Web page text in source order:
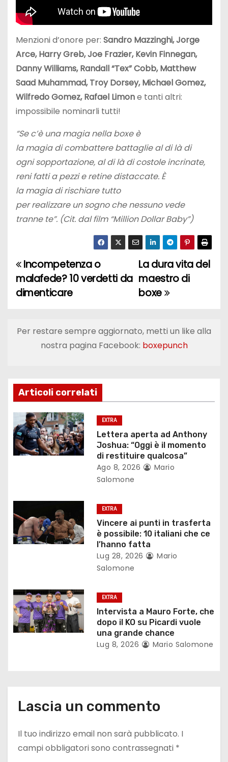
Menzioni d’onore per: Sandro Mazzinghi,Jorge
Arce, Harry Greb, Joe Frazier, Kevin Finnegan,
Danny Williams, Randall “Tex” Cobb, Matthew
Saad Muhammad, Troy Dorsey, Michael Gomez,
Wilfredo Gomez, Rafael Limone tanti altri:
impossibile nominarli tutti!
“Se c’è una magia nella boxe è
la magia di combattere battaglie al di là di
ogni sopportazione, al di là di costole incrinate,
reni fatti a pezzi e retine distaccate. È
la magia di rischiare tutto
per realizzare un sogno che nessuno vede
tranne te”. (Cit. dal film “Million Dollar Baby”)
N
a
i
z
i
o
n
a
r
t
c
o
l
La dura vita del
maestro di
boxe
Incompetenza o
malafede? 10 verdetti da
dimenticare
Per restare sempre aggiornato, metti un like alla
nostra pagina Facebook: boxepunch
Articoli correlati
EXTRA
Lettera aperta ad Anthony
Joshua: “Oggi è il momento
di restituire qualcosa”
Ago 8, 2026
Mario
Salomone
EXTRA
Vincere ai punti in trasferta
è possibile: 10 italiani che ce
l’hanno fatta
Lug 28, 2026
Mario
Salomone
EXTRA
Intervista a Mauro Forte, che
dopo il KO su Picardi vuole
una grande chance
Lug 8, 2026 Mario Salomone
Lascia un commento
Il tuo indirizzo email non sarà pubblicato. I
campi obbligatori sono contrassegnati *